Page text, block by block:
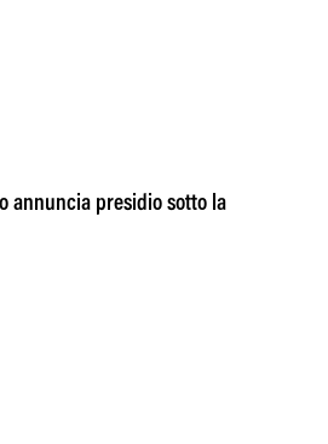
annuncia presidio sotto la